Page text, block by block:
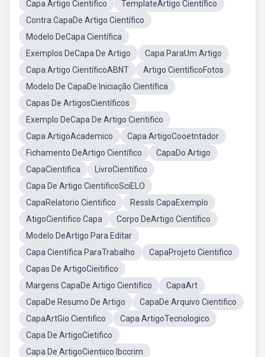
Capa Artigo Cientifico
TemplateArtigo Científico
Contra CapaDe Artigo Científico
Modelo DeCapa Científica
Exemplos DeCapa De Artigo
Capa ParaUm Artigo
Capa Artigo CientíficoABNT
Artigo CientíficoFotos
Modelo De CapaDe Iniciação Científica
Capas De ArtigosCientíficos
Exemplo DeCapa De Artigo Cientifico
Capa ArtigoAcademico
Capa ArtigoCooetntador
Fichamento DeArtigo Científico
CapaDo Artigo
CapaCientifica
LivroCientífico
Capa De Artigo CientificoSciELO
CapaRelatorio Cientifico
Ressls CapaExemplo
AtigoCientifico Capa
Corpo DeArtigo Científico
Modelo DeArtigo Para Editar
Capa Científica ParaTrabalho
CapaProjeto Cientifico
Capas De ArtigoCieitifico
Margens CapaDe Artigo Cientifico
CapaArt
CapaDe Resumo De Artigo
CapaDe Arquivo Cientifico
CapaArtGio Cientifico
Capa ArtigoTecnologico
Capa De ArtigoCietifico
Capa De ArtigoCientiico Ibccrim